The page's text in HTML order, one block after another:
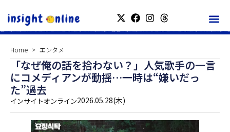
Home エンタメ
「なぜ俺の話を拾わない？」人気歌手の一言
にコメディアンが動揺…一時は“嫌いだっ
た”過去
インサイトオンライン2026.05.28(木)